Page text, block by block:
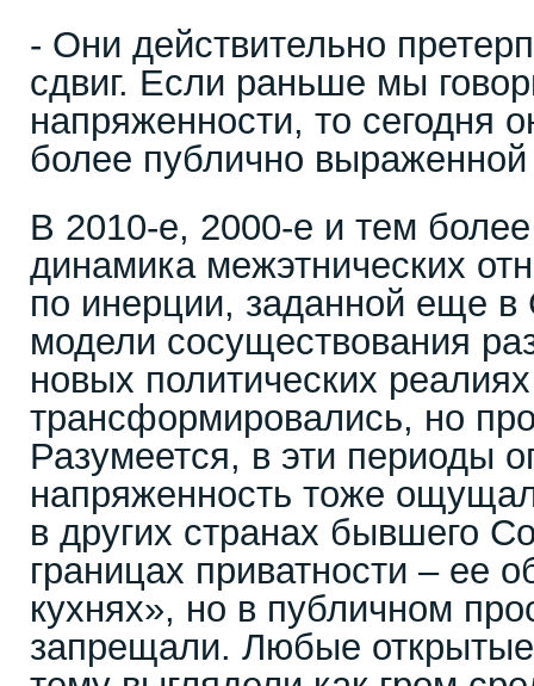
- Они действительно
сдвиг. Если раньше мы
напряженности, то сегодня
более публично
В 2010-е, 2000-е и тем
динамика межэтнических
по инерции, заданной еще
модели сосуществования
новых политических
трансформировались, но
Разумеется, в эти периоды
напряженность тоже
в других странах бывшего
границах приватности – ее
кухнях», но в публичном
запрещали. Любые